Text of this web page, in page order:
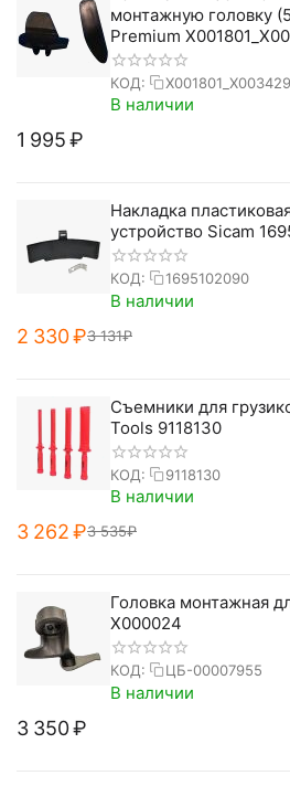
монтажную головку
Premium
КОД: X001801_X003429
В наличии
1 995 ₽
Накладка
устройство Sicam
КОД: 1695102090
В наличии
2 330₽3 131₽
Съемники для
Tools 9118130
КОД: 9118130
В наличии
3 262 ₽3 535₽
Головка монтажная
X000024
КОД: ЦБ-00007955
В наличии
3 350₽